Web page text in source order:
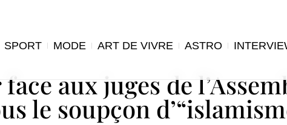
SPORT MODE ART DE VIVRE ASTRO
aux juges de
le soupçon